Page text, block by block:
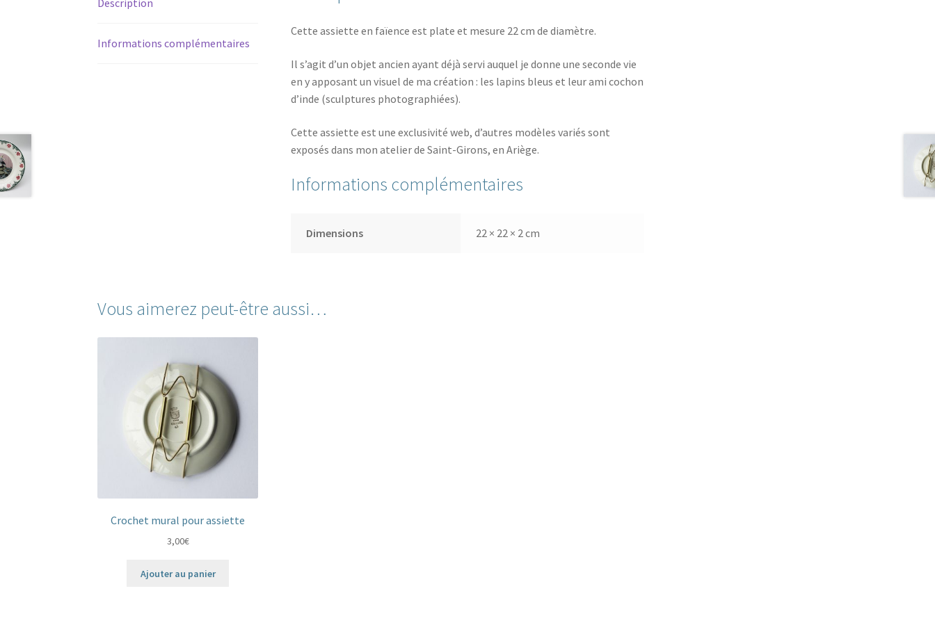
Description
Informations complémentaires
Cette assiette en faïence est plate et mesure 22 cm de diamètre.
Il s’agit d’un objet ancien ayant déjà servi auquel je donne une seconde vie
en y apposant un visuel de ma création : les lapins bleus et leur ami cochon
d’inde (sculptures photographiées).
Cette assiette est une exclusivité web, d’autres modèles variés sont
exposés dans mon atelier de Saint-Girons, en Ariège.
Informations complémentaires
Dimensions 22 × 22 × 2 cm
Vous aimerez peut-être aussi…
Crochet mural pour assiette
3,00€
Ajouter au panier